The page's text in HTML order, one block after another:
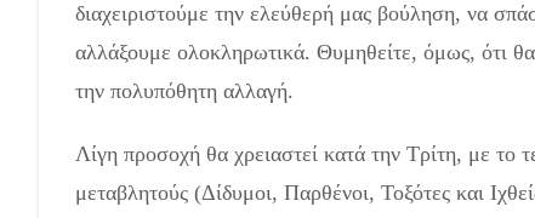
διαχειριστούμε την ελεύθερή μας βούληση, να
αλλάξουμε ολοκληρωτικά. Θυμηθείτε, όμως, ότι
την πολυπόθητη αλλαγή.
Λίγη προσοχή θα χρειαστεί κατά την Τρίτη, με το
μεταβλητούς (Δίδυμοι, Παρθένοι, Τοξότες και